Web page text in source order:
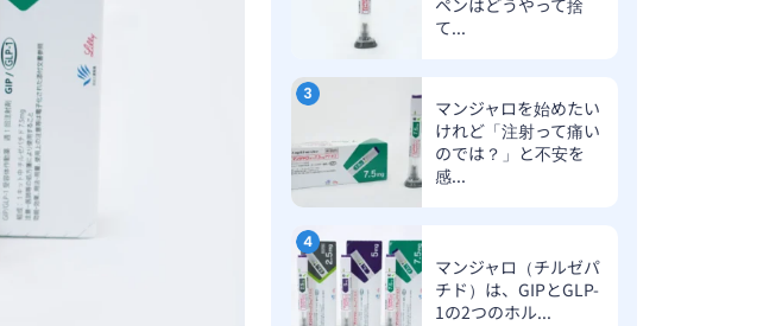
て...
マンジャロを始めたい
けれど「注射って痛い
のでは？」と不安を
感...
マンジャロ（チルゼパ
チド）は、GIPとGLP-
1の2つのホル...